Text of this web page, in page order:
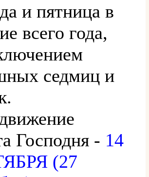
и пятница в
всего года,
седмиц и
Господня - 14
(27